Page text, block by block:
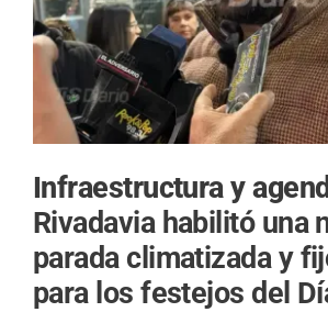
Infraestructura y
Rivadavia habilitó una
parada climatizada y
para los festejos del